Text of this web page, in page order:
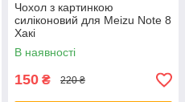
Чохол з картинкою
силіконовий для Meizu Note 8
Хакі
В наявності
150 ₴ 220 ₴